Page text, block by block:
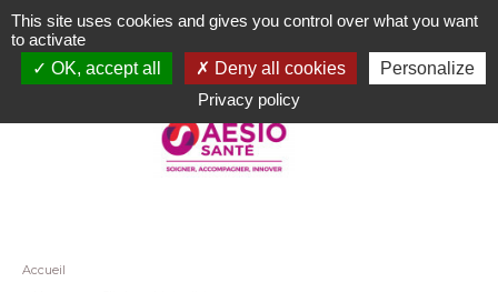
Aller
au
contenu
Fil
Accueil
This site uses cookies and gives you control over what you want
to activate
OK, accept all
Deny all cookies
Personalize
Privacy policy